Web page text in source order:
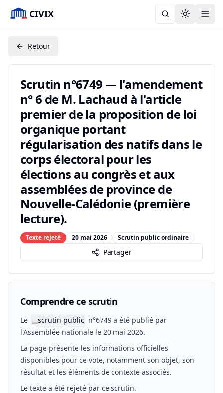
CIVIX Toggle
Retour
Scrutin n°6749 — l'amendement
n° 6 de M. Lachaud à l'article
premier de la proposition de loi
organique portant
régularisation des natifs dans le
corps électoral pour les
élections au congrès et aux
assemblées de province de
Nouvelle-Calédonie (première
lecture).
Texte rejeté 20 mai 2026 Scrutin public ordinaire
Partager
Comprendre ce scrutin
Le 📖scrutin public n°6749 a été publié par
l'Assemblée nationale le 20 mai 2026.
La page présente les informations officielles
disponibles pour ce vote, notamment son objet, son
résultat et les éléments de contexte associés.
Le texte a été rejeté par ce scrutin.